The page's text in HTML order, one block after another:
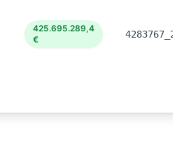
425.695.289,4
€